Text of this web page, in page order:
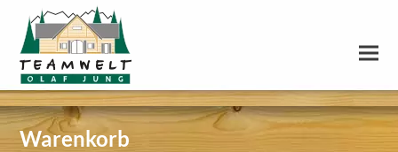
Warenkorb